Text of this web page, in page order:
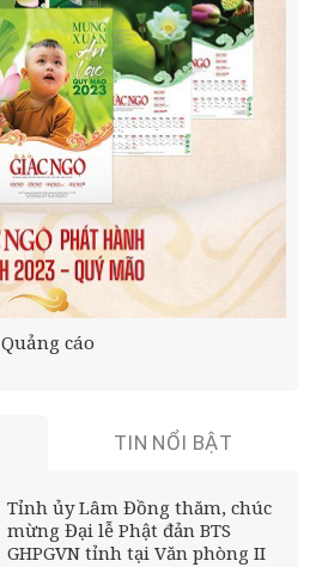
Quảng cáo
TIN NỔI BẬT
Tỉnh ủy Lâm Đồng thăm, chúc
mừng Đại lễ Phật đản BTS
GHPGVN tỉnh tại Văn phòng II